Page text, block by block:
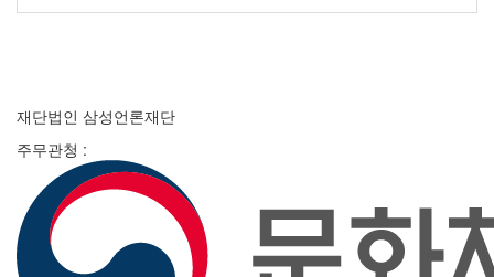
재단법인 삼성언론재단
주무관청 :